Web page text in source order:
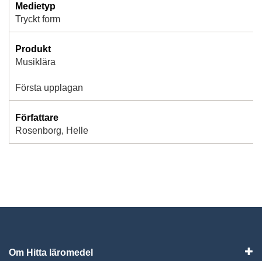
Medietyp
Tryckt form
Produkt
Musiklära
Första upplagan
Författare
Rosenborg, Helle
Om Hitta läromedel